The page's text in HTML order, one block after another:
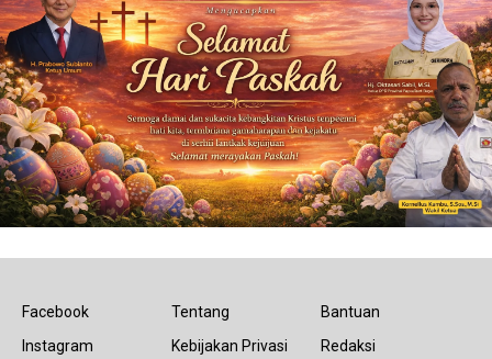
Facebook
Instagram
Tentang
Kebijakan Privasi
Bantuan
Redaksi